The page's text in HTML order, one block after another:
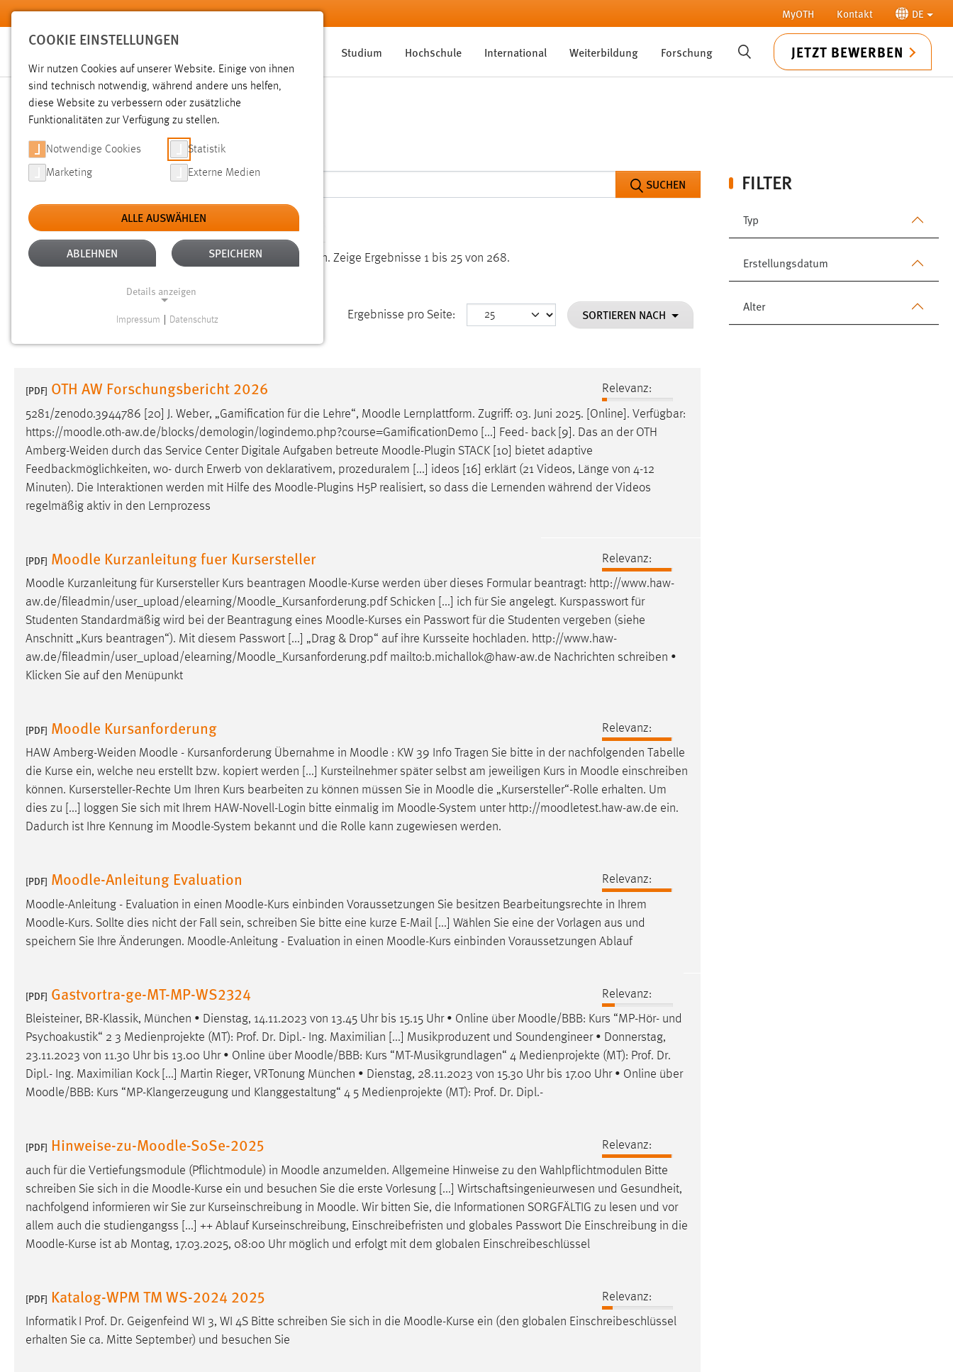
Zum Hauptinhalt springen MyOTH Kontakt DE
Studium Hochschule International Weiterbildung Forschung SUCHE JETZT BEWERBEN
SUCHE
FILTER
Typ
Erstellungsdatum
Alter
SUCHEN
Aktive Filter: TYP: DATEIEN ALLE FILTER ENTFERNEN
Gesucht nach "moodle". Es wurden 268 Ergebnisse gefunden. Zeige Ergebnisse 1 bis 25 von 268.
Ergebnisse pro Seite: SORTIEREN NACH
[PDF] OTH AW Forschungsbericht 2026
Relevanz:
5281/zenodo.3944786 [20] J. Weber, „Gamification für die Lehre“, Moodle Lernplattform. Zugriff: 03. Juni 2025. [Online]. Verfügbar:
https://moodle.oth-aw.de/blocks/demologin/logindemo.php?course=GamificationDemo [...] Feed- back [9]. Das an der OTH
Amberg-Weiden durch das Service Center Digitale Aufgaben betreute Moodle-Plugin STACK [10] bietet adaptive
Feedbackmöglichkeiten, wo- durch Erwerb von deklarativem, prozeduralem [...] ideos [16] erklärt (21 Videos, Länge von 4-12
Minuten). Die Interaktionen werden mit Hilfe des Moodle-Plugins H5P realisiert, so dass die Lernenden während der Videos
regelmäßig aktiv in den Lernprozess
[PDF] Moodle Kurzanleitung fuer Kursersteller
Relevanz:
Moodle Kurzanleitung für Kursersteller Kurs beantragen Moodle-Kurse werden über dieses Formular beantragt: http://www.haw-
aw.de/fileadmin/user_upload/elearning/Moodle _Kursanforderung.pdf Schicken [...] ich für Sie angelegt. Kurspasswort für
Studenten Standardmäßig wird bei der Beantragung eines Moodle-Kurses ein Passwort für die Studenten vergeben (siehe
Anschnitt „Kurs beantragen“). Mit diesem Passwort [...] „Drag & Drop“ auf ihre Kursseite hochladen. http://www.haw-
aw.de/fileadmin/user_upload/elearning/Moodle _Kursanforderung.pdf mailto:b.michallok@haw-aw.de Nachrichten schreiben •
Klicken Sie auf den Menüpunkt
[PDF] Moodle Kursanforderung
Relevanz:
HAW Amberg-Weiden Moodle - Kursanforderung Übernahme in Moodle : KW 39 Info Tragen Sie bitte in der nachfolgenden Tabelle
die Kurse ein, welche neu erstellt bzw. kopiert werden [...] Kursteilnehmer später selbst am jeweiligen Kurs in Moodle einschreiben
können. Kursersteller-Rechte Um Ihren Kurs bearbeiten zu können müssen Sie in Moodle die „Kursersteller“-Rolle erhalten. Um
dies zu [...] loggen Sie sich mit Ihrem HAW-Novell-Login bitte einmalig im Moodle-System unter http://moodletest.haw-aw.de ein.
Dadurch ist Ihre Kennung im Moodle-System bekannt und die Rolle kann zugewiesen werden.
[PDF] Moodle-Anleitung Evaluation
Relevanz:
Moodle-Anleitung - Evaluation in einen Moodle-Kurs einbinden Voraussetzungen Sie besitzen Bearbeitungsrechte in Ihrem
Moodle-Kurs. Sollte dies nicht der Fall sein, schreiben Sie bitte eine kurze E-Mail [...] Wählen Sie eine der Vorlagen aus und
speichern Sie Ihre Änderungen. Moodle-Anleitung - Evaluation in einen Moodle-Kurs einbinden Voraussetzungen Ablauf
[PDF] Gastvortra-ge-MT-MP-WS2324
Relevanz:
Bleisteiner, BR-Klassik, München • Dienstag, 14.11.2023 von 13.45 Uhr bis 15.15 Uhr • Online über Moodle/BBB: Kurs “MP-Hör- und
Psychoakustik“ 2 3 Medienprojekte (MT): Prof. Dr. Dipl.- Ing. Maximilian [...] Musikproduzent und Soundengineer • Donnerstag,
23.11.2023 von 11.30 Uhr bis 13.00 Uhr • Online über Moodle/BBB: Kurs “MT-Musikgrundlagen“ 4 Medienprojekte (MT): Prof. Dr.
Dipl.- Ing. Maximilian Kock [...] Martin Rieger, VRTonung München • Dienstag, 28.11.2023 von 15.30 Uhr bis 17.00 Uhr • Online über
Moodle/BBB: Kurs “MP-Klangerzeugung und Klanggestaltung“ 4 5 Medienprojekte (MT): Prof. Dr. Dipl.-
[PDF] Hinweise-zu-Moodle-SoSe-2025
Relevanz:
auch für die Vertiefungsmodule (Pflichtmodule) in Moodle anzumelden. Allgemeine Hinweise zu den Wahlpflichtmodulen Bitte
schreiben Sie sich in die Moodle-Kurse ein und besuchen Sie die erste Vorlesung [...] Wirtschaftsingenieurwesen und Gesundheit,
nachfolgend informieren wir Sie zur Kurseinschreibung in Moodle. Wir bitten Sie, die Informationen SORGFÄLTIG zu lesen und vor
allem auch die studiengangss [...] ++ Ablauf Kurseinschreibung, Einschreibefristen und globales Passwort Die Einschreibung in die
Moodle-Kurse ist ab Montag, 17.03.2025, 08:00 Uhr möglich und erfolgt mit dem globalen Einschreibeschlüssel
[PDF] Katalog-WPM TM WS-2024 2025
Relevanz:
Informatik I Prof. Dr. Geigenfeind WI 3, WI 4S Bitte schreiben Sie sich in die Moodle-Kurse ein (den globalen Einschreibeschlüssel
erhalten Sie ca. Mitte September) und besuchen Sie
COOKIE EINSTELLUNGEN
Wir nutzen Cookies auf unserer Website. Einige von ihnen
sind technisch notwendig, während andere uns helfen,
diese Website zu verbessern oder zusätzliche
Funktionalitäten zur Verfügung zu stellen.
Notwendige Cookies Statistik
Marketing Externe Medien
ALLE AUSWÄHLEN
ABLEHNEN SPEICHERN
Details anzeigen
Website erforderlich.
Einverständnis
Name: cookie_consent
Zweck:
ausgewählten Einverständnis-Optionen
des Benutzers
Performance
Name: staticfilecache
Zweck:
Für performante Seitenauslieferung wird
in diesem Cookie gespeichert, ob man
eingeloggt ist.
Name: site-language-preference
Zweck:
Das Cookie speichert die gewählte
Sprache der Website.
Cookie Laufzeit: 30 Tage
Name:
mibew_locale, mibew-chat-frame-style-
5e9dbeb1811c0446
Zweck:
Wird benötigt um die Chatfunktion
nutzen zu können.
Sitzungslaufzeit, mibew_locale = 3
Jahre, MIBEW_UserID = 1 Jahr
Login
Name:
Cookie Laufzeit: 24 Stunden
STATISTIK
Statistik Cookies erfassen Informationen anonym.
Diese Informationen helfen uns zu verstehen, wie
Matomo
Name: _pk_ref, _pk_cvar, _pk_id, _pk_ses
Impressum Datenschutz